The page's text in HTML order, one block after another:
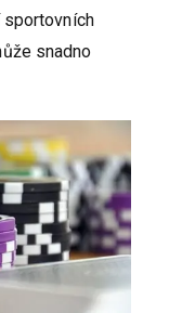
snadno